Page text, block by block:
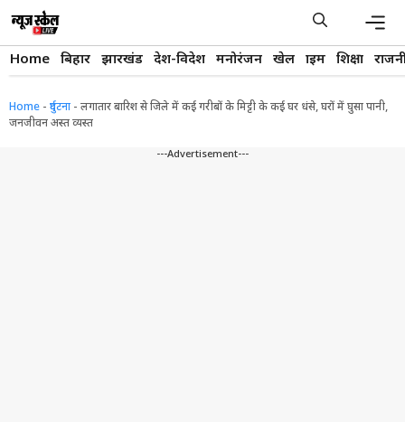
content
Home बिहार झारखंड देश-विदेश मनोरंजन खेल क्राइम शिक्षा
Home - दुर्घटना - लगातार बारिश से जिले में कई गरीबों के मिट्टी के कई घर धंसे, घरों में घुसा पानी,
जनजीवन अस्त व्यस्त
---Advertisement---